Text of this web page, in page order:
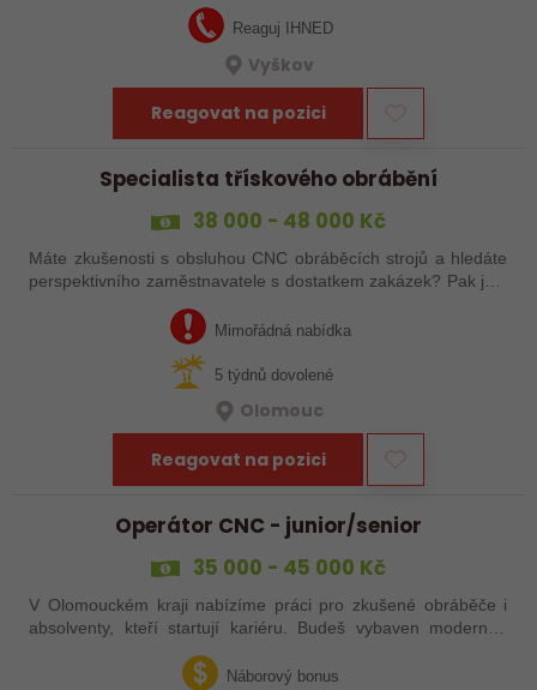
Reaguj IHNED
Vyškov
Reagovat na pozici
Specialista třískového obrábění
38 000 - 48 000 Kč
Máte zkušenosti s obsluhou CNC obráběcích strojů a hledáte
perspektivního zaměstnavatele s dostatkem zakázek? Pak jste
na správném inzerátu nabídky práce a reagujte zasláním
Mimořádná nabídka
5 týdnů dovolené
Olomouc
Reagovat na pozici
Operátor CNC - junior/senior
35 000 - 45 000 Kč
V Olomouckém kraji nabízíme práci pro zkušené obráběče i
absolventy, kteří startují kariéru. Budeš vybaven moderním
dozvědět více, neváhej…
Náborový bonus